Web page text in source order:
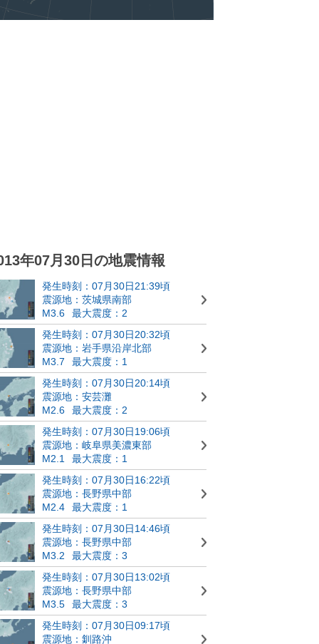
年07月30日の地震情報
発生時刻：07月30日21:39頃
震源地：茨城県南部
M3.6
最大震度：2
発生時刻：07月30日20:32頃
震源地：岩手県沿岸北部
M3.7
最大震度：1
発生時刻：07月30日20:14頃
震源地：安芸灘
M2.6
最大震度：2
発生時刻：07月30日19:06頃
震源地：岐阜県美濃東部
M2.1
最大震度：1
発生時刻：07月30日16:22頃
震源地：長野県中部
M2.4
最大震度：1
発生時刻：07月30日14:46頃
震源地：長野県中部
M3.2
最大震度：3
発生時刻：07月30日13:02頃
震源地：長野県中部
M3.5
最大震度：3
発生時刻：07月30日09:17頃
震源地：釧路沖